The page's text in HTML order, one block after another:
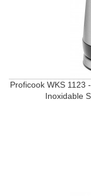
Proficook WKS 1123
Inoxidable